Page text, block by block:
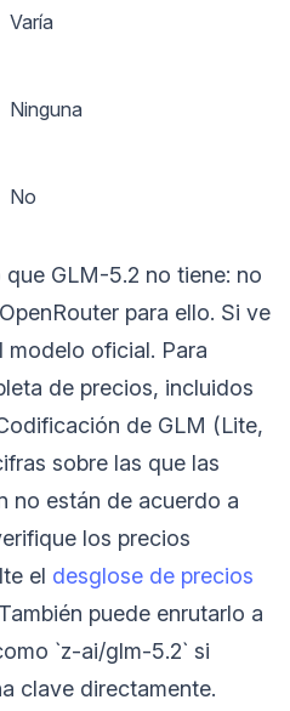
Varía
Ninguna
No
GLM-5.2 no tiene: no
para ello. Si ve
modelo oficial. Para
de precios, incluidos
de GLM (Lite,
sobre las que las
no están de acuerdo a
los precios
el desglose de precios
puede enrutarlo a
`z-ai/glm-5.2` si
clave directamente.